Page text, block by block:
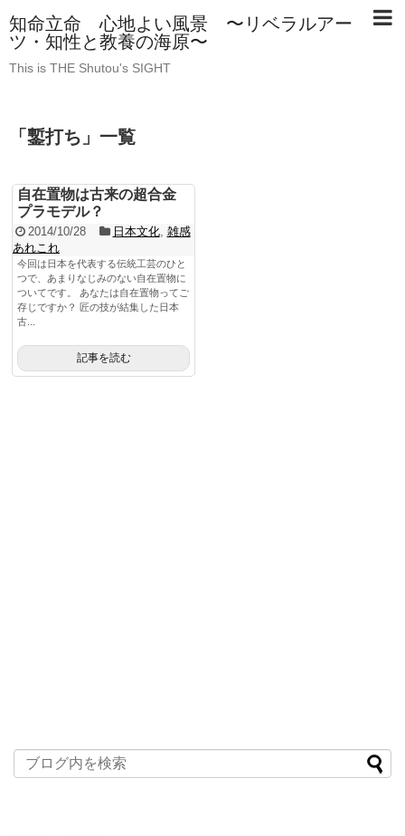
知命立命 心地よい風景 〜リベラルアー
ツ・知性と教養の海原〜
This is THE Shutou's SIGHT
「 鏨打ち 」 一覧
自在置物は古来の超合金
プラモデル？
2014/10/28 日本文化, 雑感
あれこれ
今回は日本を代表する伝統工芸のひと
つで、あまりなじみのない自在置物に
ついてです。 あなたは自在置物ってご
存じですか？ 匠の技が結集した日本
古...
記事を読む